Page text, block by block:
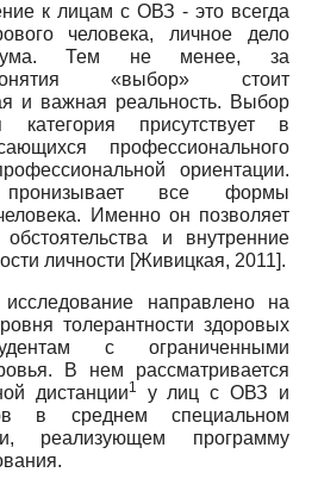
к лицам с ОВЗ - это всегда
человека, личное дело
Тем не менее, за
«выбор» стоит
и важная реальность. Выбор
категория присутствует в
профессионального
ориентации.
все формы
Именно он позволяет
и внутренние
личности [Живицкая, 2011].
направлено на
толерантности здоровых
с ограниченными
В нем рассматривается
дистанции1
у лиц с ОВЗ и
в среднем специальном
реализующем программу